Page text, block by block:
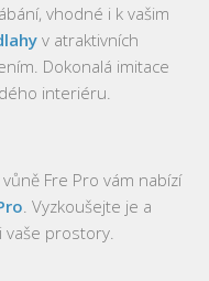
vhodné i k vašim
v atraktivních
Dokonalá imitace
interiéru.
Fre Pro vám nabízí
. Vyzkoušejte je a
prostory.